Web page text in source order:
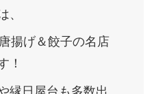
、
揚げ＆餃子の名店
！